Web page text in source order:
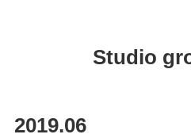
Studio
2019.06